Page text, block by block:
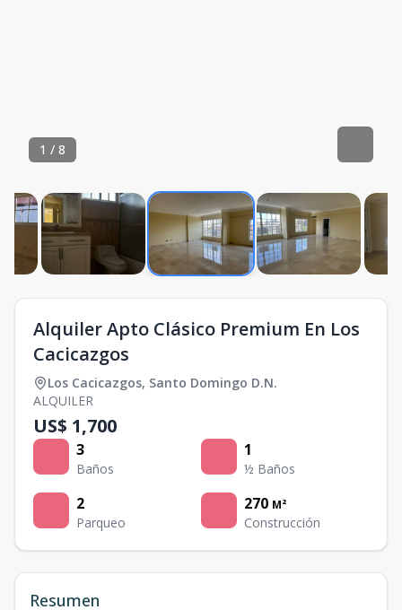
1 / 8
Alquiler Apto Clásico Premium En Los
Cacicazgos
Los Cacicazgos, Santo Domingo D.N.
ALQUILER
US$ 1,700
3
Baños
1
½ Baños
2
Parqueo
270 M²
Construcción
Resumen